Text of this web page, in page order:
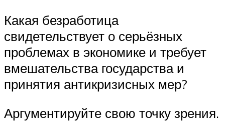
Какая безработица
свидетельствует о серьёзных
проблемах в экономике и требует
вмешательства государства и
принятия антикризисных мер?
Аргументируйте свою точку зрения.